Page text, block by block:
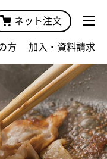
ネット注文
方 加入・資料請求